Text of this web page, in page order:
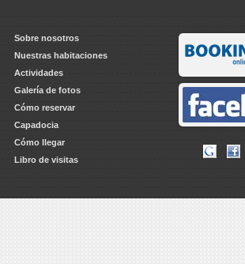
Sobre nosotros
Nuestras habitaciones
Actividades
Galería de fotos
Cómo reservar
Capadocia
Cómo llegar
Libro de visitas